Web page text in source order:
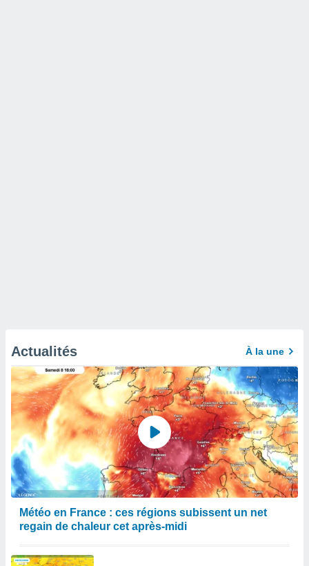
Actualités À la une
Météo en France : ces régions subissent un net
regain de chaleur cet après-midi